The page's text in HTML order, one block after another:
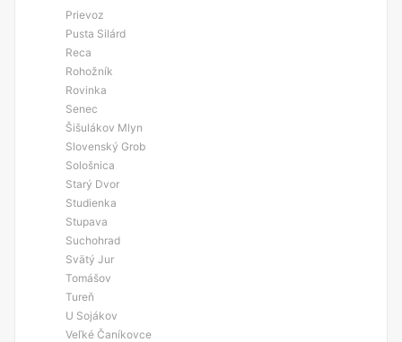
Prievoz
Pusta Silárd
Reca
Rohožník
Rovinka
Senec
Šišulákov Mlyn
Slovenský Grob
Sološnica
Starý Dvor
Studienka
Stupava
Suchohrad
Svätý Jur
Tomášov
Tureň
U Sojákov
Veľké Čaníkovce